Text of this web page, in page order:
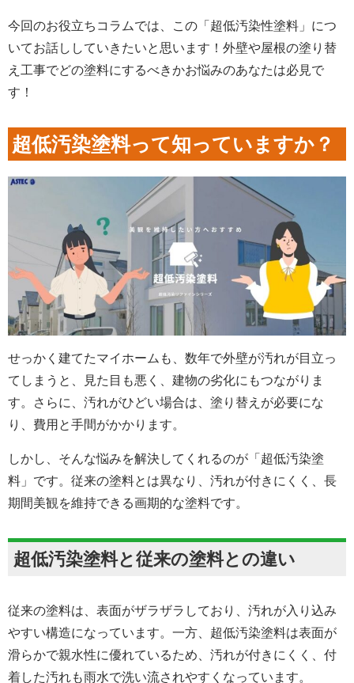
今回のお役立ちコラムでは、この「超低汚染性塗料」につ
いてお話ししていきたいと思います！外壁や屋根の塗り替
え工事でどの塗料にするべきかお悩みのあなたは必見で
す！
超低汚染塗料って知っていますか？
せっかく建てたマイホームも、数年で外壁が汚れが目立っ
てしまうと、見た目も悪く、建物の劣化にもつながりま
す。さらに、汚れがひどい場合は、塗り替えが必要にな
り、費用と手間がかかります。
しかし、そんな悩みを解決してくれるのが「超低汚染塗
料」です。従来の塗料とは異なり、汚れが付きにくく、長
期間美観を維持できる画期的な塗料です。
超低汚染塗料と従来の塗料との違い
従来の塗料は、表面がザラザラしており、汚れが入り込み
やすい構造になっています。一方、超低汚染塗料は表面が
滑らかで親水性に優れているため、汚れが付きにくく、付
着した汚れも雨水で洗い流されやすくなっています。